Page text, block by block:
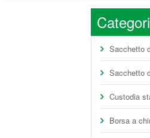
Sacchetto
Sacchetto
Custodia
Borsa a